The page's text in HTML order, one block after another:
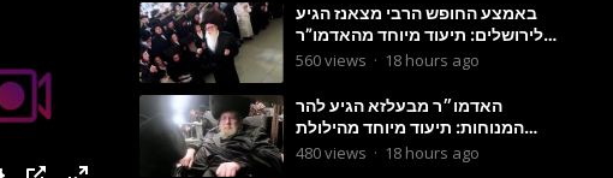
באמצע החופש הרבי מצאנז הגיע
לירושלים: תיעוד מיוחד מהאדמו”ר
בריקוד המצווה טאנץ בשמחת בית
560views · 18 hours ago
האדמו״ר מבעלזא הגיע להר
המנוחות: תיעוד מיוחד מהילולת
הרה״ק רבי אהרון מבעלזא זי״ע
480views · 18 hours ago